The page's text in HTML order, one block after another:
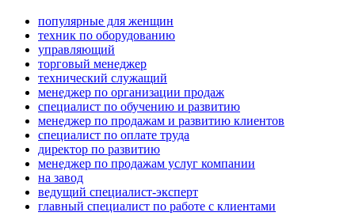
популярные для женщин
техник по оборудованию
управляющий
торговый менеджер
технический служащий
менеджер по организации продаж
специалист по обучению и развитию
менеджер по продажам и развитию клиентов
специалист по оплате труда
директор по развитию
менеджер по продажам услуг компании
на завод
ведущий специалист-эксперт
главный специалист по работе с клиентами